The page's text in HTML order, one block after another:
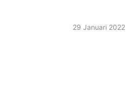
29 Januari 2022